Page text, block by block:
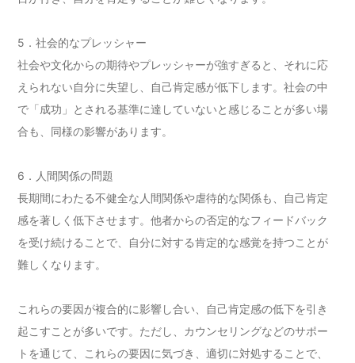
5．社会的なプレッシャー
社会や文化からの期待やプレッシャーが強すぎると、それに応
えられない自分に失望し、自己肯定感が低下します。社会の中
で「成功」とされる基準に達していないと感じることが多い場
合も、同様の影響があります。
6．人間関係の問題
長期間にわたる不健全な人間関係や虐待的な関係も、自己肯定
感を著しく低下させます。他者からの否定的なフィードバック
を受け続けることで、自分に対する肯定的な感覚を持つことが
難しくなります。
これらの要因が複合的に影響し合い、自己肯定感の低下を引き
起こすことが多いです。ただし、カウンセリングなどのサポー
トを通じて、これらの要因に気づき、適切に対処することで、